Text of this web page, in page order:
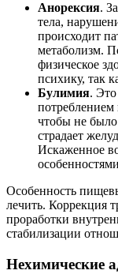
Анорексия.
тела,
происходит
метаболизм.
физическое
психику, так
Булимия. Это
чтобы не
страдает
Искаженное
Особенность
лечить. Коррекция
проработки
стабилизации
Нехимические